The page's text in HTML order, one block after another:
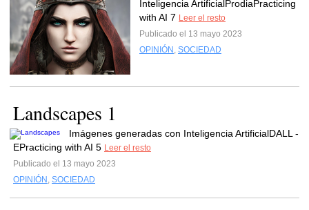
Inteligencia ArtificialProdiaPracticing
with AI 7 Leer el resto
Publicado el 13 mayo 2023
OPINIÓN , SOCIEDAD
Landscapes 1
Imágenes generadas con Inteligencia ArtificialDALL -
EPracticing with AI 5 Leer el resto
Publicado el 13 mayo 2023
OPINIÓN , SOCIEDAD